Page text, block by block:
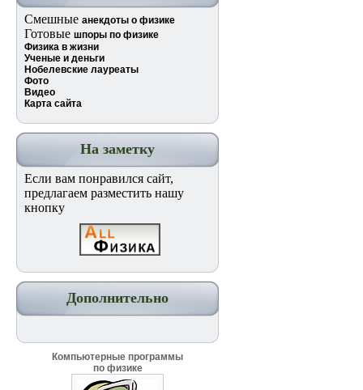
Смешные анекдоты о физике
Готовые шпоры по физике
Физика в жизни
Ученые и деньги
Нобелевские лауреаты
Фото
Видео
Карта сайта
На заметку
Если вам понравился сайт,
предлагаем разместить нашу
кнопку
Дополнительно
Компьютерные программы
по физике